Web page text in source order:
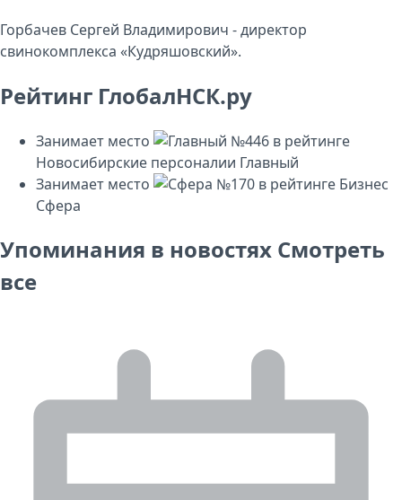
Горбачев Сергей Владимирович - директор
свинокомплекса «Кудряшовский».
Рейтинг ГлобалНСК.ру
Занимает место №446 в рейтинге
Новосибирские персоналии Главный
Занимает место
№170 в рейтинге Бизнес
Сфера
Упоминания в новостях Смотреть
все